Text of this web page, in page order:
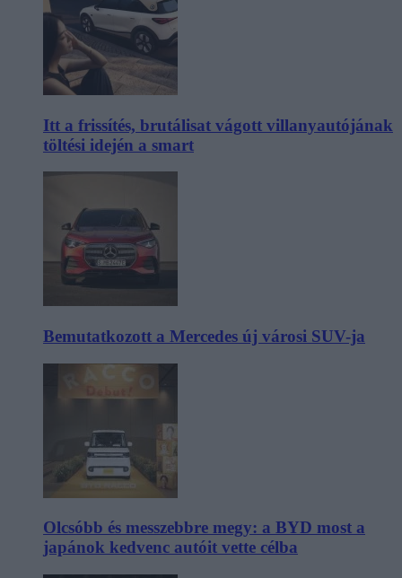
Itt a frissítés, brutálisat vágott villanyautójának
töltési idején a smart
Bemutatkozott a Mercedes új városi SUV-ja
Olcsóbb és messzebbre megy: a BYD most a
japánok kedvenc autóit vette célba